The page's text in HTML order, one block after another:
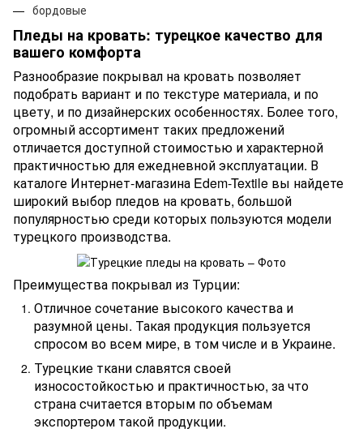
бордовые
Пледы на кровать: турецкое качество для
вашего комфорта
Разнообразие покрывал на кровать позволяет
подобрать вариант и по текстуре материала, и по
цвету, и по дизайнерских особенностях. Более того,
огромный ассортимент таких предложений
отличается доступной стоимостью и характерной
практичностью для ежедневной эксплуатации. В
каталоге Интернет-магазина Edem-Textile вы найдете
широкий выбор пледов на кровать, большой
популярностью среди которых пользуются модели
турецкого производства.
Преимущества покрывал из Турции:
Отличное сочетание высокого качества и
разумной цены. Такая продукция пользуется
спросом во всем мире, в том числе и в Украине.
Турецкие ткани славятся своей
износостойкостью и практичностью, за что
страна считается вторым по объемам
экспортером такой продукции.